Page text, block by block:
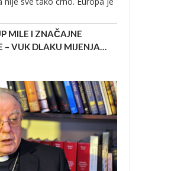
MILE I ZNAČAJNE
– VUK DLAKU MIJENJA…